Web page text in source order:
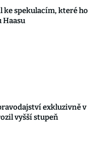
ke spekulacím, které ho
Haasu
exkluzivně v
vyšší stupeň